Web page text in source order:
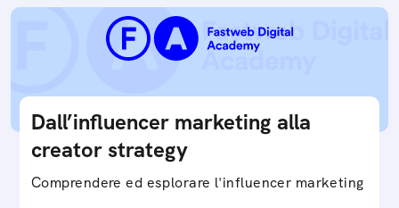
Dall’influencer marketing alla
creator strategy
Comprendere ed esplorare l'influencer marketing